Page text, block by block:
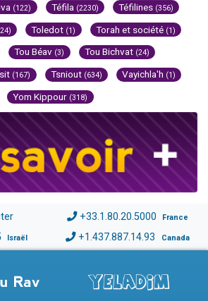
(122) Téfila (2230) Téfilines (356)
Toledot (1) Torah et société (1)
Tou Béav (3) Tou Bichvat (24)
(167) Tsniout (634) Vayichla'h (1)
Yom Kippour (318)
+33.1.80.20.5000 France
Israël +1.437.887.14.93 Canada